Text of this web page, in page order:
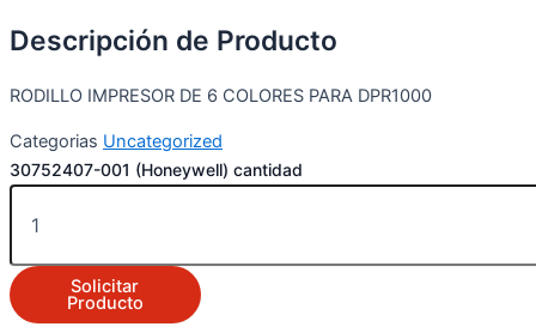
Descripción de Producto
RODILLO IMPRESOR DE 6 COLORES PARA DPR1000
Categorias Uncategorized
30752407-001 (Honeywell) cantidad
Solicitar
Producto